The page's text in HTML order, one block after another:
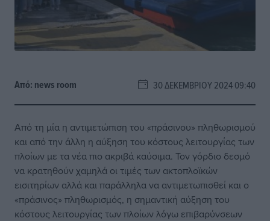
Από: news room 30 ΔΕΚΕΜΒΡΊΟΥ 2024 09:40
Από τη μία η αντιμετώπιση του «πράσινου» πληθωρισμού
και από την άλλη η αύξηση του κόστους λειτουργίας των
πλοίων με τα νέα πιο ακριβά καύσιμα. Τον γόρδιο δεσμό
να κρατηθούν χαμηλά οι τιμές των ακτοπλοϊκών
εισιτηρίων αλλά και παράλληλα να αντιμετωπισθεί και ο
«πράσινος» πληθωρισμός, η σημαντική αύξηση του
κόστους λειτουργίας των πλοίων λόγω επιβαρύνσεων